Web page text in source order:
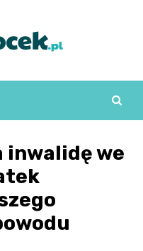
inwalidę we